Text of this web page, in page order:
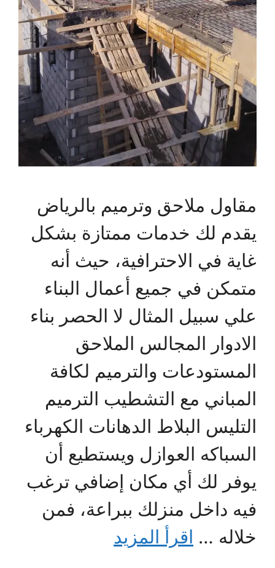
مقاول ملاحق وترميم بالرياض
يقدم لك خدمات ممتازة بشكل
غاية في الاحترافية، حيث أنه
متمكن في جميع أعمال البناء
علي سبيل المثال لا الحصر بناء
الادوار المجالس الملاحق
المستودعات والترميم لكافة
المباني مع التشطيب الترميم
التليس البلاط الدهانات الكهرباء
السباكه العوازل ويستطيع أن
يوفر لك أي مكان إضافي ترغب
فيه داخل منزلك ببراعة، فمن
خلاله … اقرأ المزيد